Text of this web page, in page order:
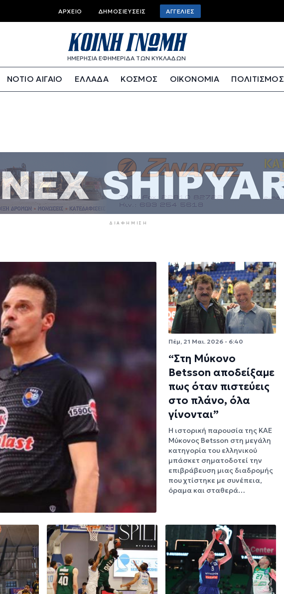
Top bar menu
ΑΡΧΕΊΟ ΔΗΜΟΣΙΕΎΣΕΙΣ ΑΓΓΕΛΊΕΣ
ΗΜΕΡΗΣΙΑ ΕΦΗΜΕΡΙΔΑ ΤΩΝ ΚΥΚΛΑΔΩΝ
ΝΟΤΙΟ ΑΙΓΑΙΟ ΕΛΛΑΔΑ ΚΟΣΜΟΣ ΟΙΚΟΝΟΜΙΑ ΠΟΛΙΤΙΣΜΟΣ
ΔΙΑΦΉΜΙΣΗ
Πέμ, 21 Μαι. 2026 - 6:40
“Στη Μύκονο
Betsson αποδείξαμε
πως όταν πιστεύεις
στο πλάνο, όλα
γίνονται”
Η ιστορική παρουσία της ΚΑΕ
Μύκονος Betsson στη μεγάλη
κατηγορία του ελληνικού
μπάσκετ σηματοδοτεί την
επιβράβευση μιας διαδρομής
που χτίστηκε με συνέπεια,
όραμα και σταθερά…